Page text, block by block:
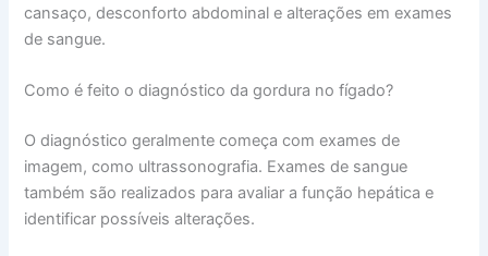
cansaço, desconforto abdominal e alterações em exames
de sangue.
Como é feito o diagnóstico da gordura no fígado?
O diagnóstico geralmente começa com exames de
imagem, como ultrassonografia. Exames de sangue
também são realizados para avaliar a função hepática e
identificar possíveis alterações.